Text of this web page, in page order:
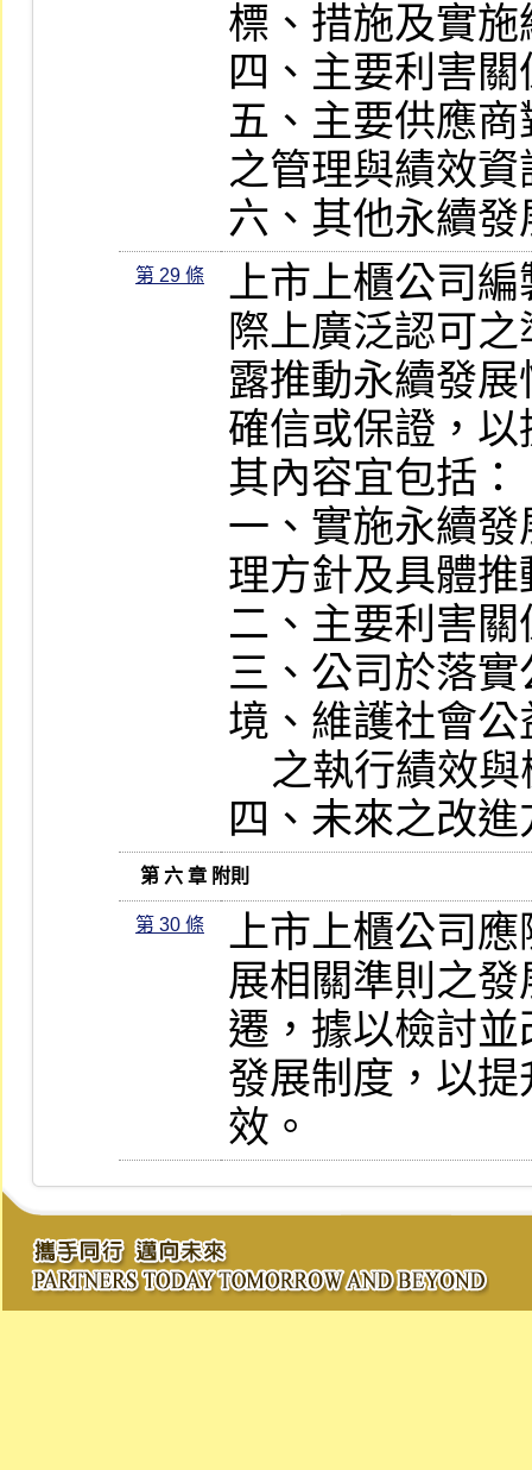
標、措施及實施
四、主要利害
五、主要供應
之管理與績效
六、其他永續
第 29 條
上市上櫃公司
際上廣泛認可
露推動永續發
確信或保證，
其內容宜包括：
一、實施永續
理方針及具體推
二、主要利害
三、公司於落
境、維護社會
四、未來之改
   第 六 章 附則
第 30 條
上市上櫃公司
展相關準則之
遷，據以檢討
發展制度，以
效。